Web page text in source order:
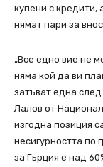
купени с кредити,
нямат пари за
„Все едно вие не
няма кой да ви
затъват една
Лалов от
изгодна позиция
несигурността по
за Гърция е над